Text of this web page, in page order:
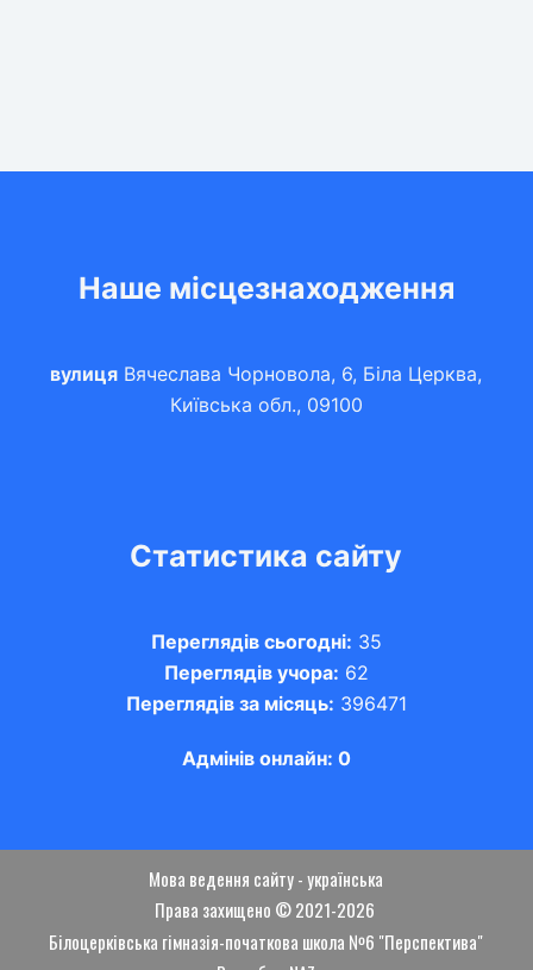
Наше місцезнаходження
вулиця Вячеслава Чорновола, 6, Біла Церква,
Київська обл., 09100
Статистика сайту
Переглядів сьогодні: 35
Переглядів учора: 62
Переглядів за місяць: 396471
Адмінів онлайн: 0
Мова ведення сайту - українська
Права захищено © 2021-2026
Білоцерківська гімназія-початкова школа №6 "Перспектива"